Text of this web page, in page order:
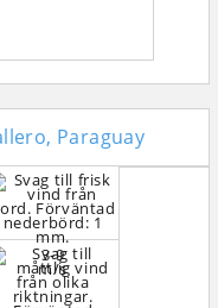
Paraguay
3-9
m/s